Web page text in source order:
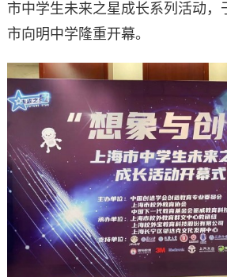
市中学生未来之星成长系列活动，
市向明中学隆重开幕。